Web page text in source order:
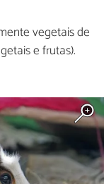
vegetais de
e frutas).